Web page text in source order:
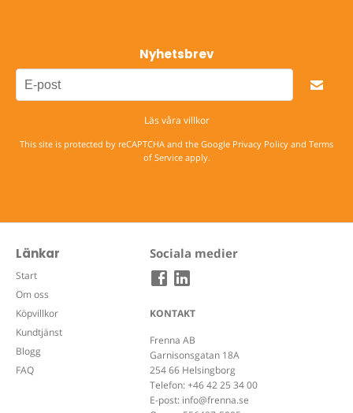
Nyhetsbrev
Läs våra villkor
This site is protected by reCAPTCHA and the Google Privacy Policy and Terms
of Serviceapply.
Länkar
Start
Om oss
Köpvillkor
Kundtjänst
Blogg
FAQ
Sociala medier
KONTAKT
Frenna AB
Garnisonsgatan 18A
254 66 Helsingborg
Telefon:+46 42 25 34 00
E-post: info@frenna.se